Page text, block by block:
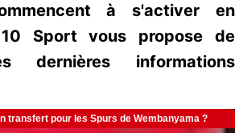
à s'activer en
Sport vous propose de
dernières informations